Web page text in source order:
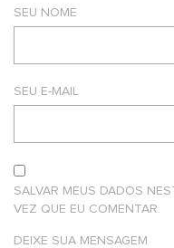
SEU NOME
SEU E-MAIL
SALVAR MEUS DADOS
VEZ QUE EU COMENTAR.
DEIXE SUA MENSAGEM